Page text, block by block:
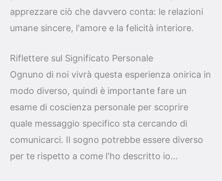
apprezzare ciò che davvero conta: le relazioni
umane sincere, l'amore e la felicità interiore.
Riflettere sul Significato Personale
Ognuno di noi vivrà questa esperienza onirica in
modo diverso, quindi è importante fare un
esame di coscienza personale per scoprire
quale messaggio specifico sta cercando di
comunicarci. Il sogno potrebbe essere diverso
per te rispetto a come l'ho descritto io...